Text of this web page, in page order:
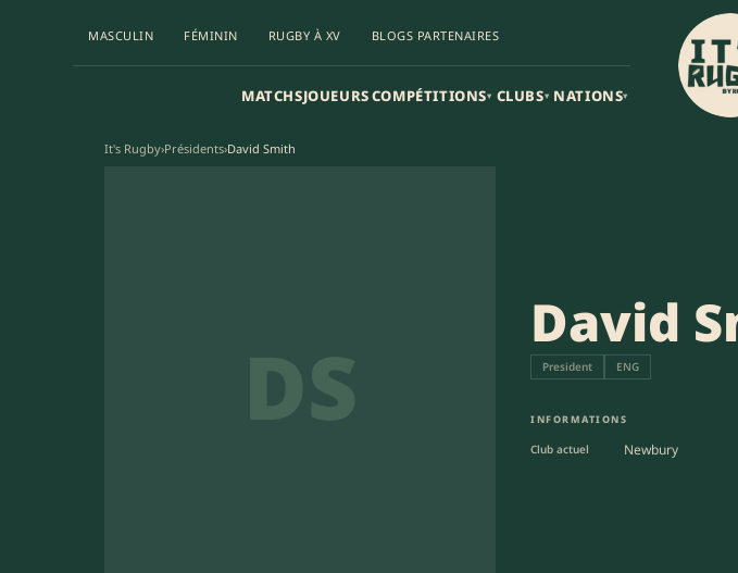
MASCULIN FÉMININ RUGBY À XV BLOGS PARTENAIRES
MATCHSJOUEURSCOMPÉTITIONS▾ CLUBS▾ NATIONS▾
It's Rugby›Présidents›David Smith
DS
David
President ENG
INFORMATIONS
Club actuel Newbury